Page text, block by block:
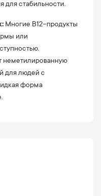
для стабильности.
Многие B12-продукты
или
неметилированную
для людей с
форма